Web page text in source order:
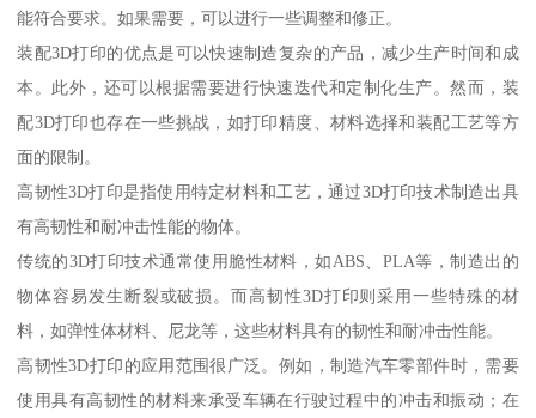
能符合要求。如果需要，可以进行一些调整和修正。
装配3D打印的优点是可以快速制造复杂的产品，减少生产时间和成
本。此外，还可以根据需要进行快速迭代和定制化生产。然而，装
配3D打印也存在一些挑战，如打印精度、材料选择和装配工艺等方
面的限制。
高韧性3D打印是指使用特定材料和工艺，通过3D打印技术制造出具
有高韧性和耐冲击性能的物体。
传统的3D打印技术通常使用脆性材料，如ABS、PLA等，制造出的
物体容易发生断裂或破损。而高韧性3D打印则采用一些特殊的材
料，如弹性体材料、尼龙等，这些材料具有的韧性和耐冲击性能。
高韧性3D打印的应用范围很广泛。例如，制造汽车零部件时，需要
使用具有高韧性的材料来承受车辆在行驶过程中的冲击和振动；在